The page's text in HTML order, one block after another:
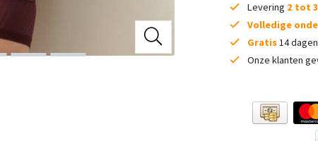
Levering 2 tot 3
Volledige
Gratis14
Onze klanten